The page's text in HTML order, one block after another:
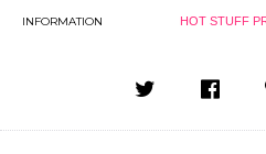
INFORMATION HOT STUFF